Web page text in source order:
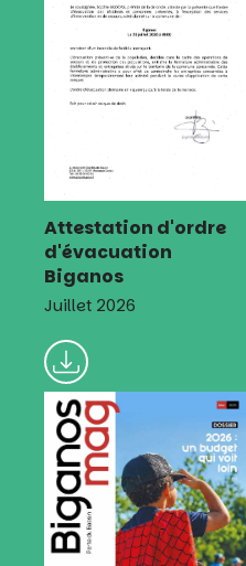
Attestation d'ordre
d'évacuation
Biganos
Juillet 2026